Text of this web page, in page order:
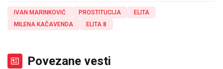
IVAN MARINKOVIĆ PROSTITUCIJA
ELITA
MILENA KAČAVENDA
ELITA 8
Povezane vesti